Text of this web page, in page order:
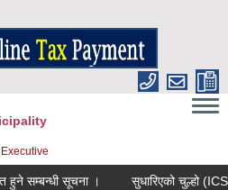
सूचना । सुधारिएको चुल्हो (ICS)